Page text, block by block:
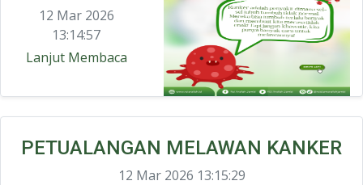
12 Mar 2026
13:14:57
Lanjut Membaca
PETUALANGAN MELAWAN KANKER
12 Mar 2026 13:15:29